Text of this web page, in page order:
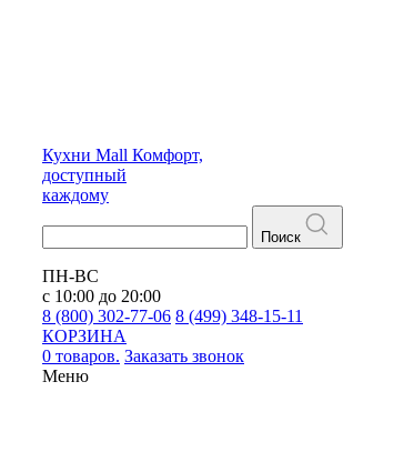
Кухни Mall Комфорт,
доступный
каждому
Поиск
ПН-ВС
с 10:00 до 20:00
8 (800) 302-77-06 8 (499) 348-15-11
КОРЗИНА
0 товаров. Заказать звонок
Меню